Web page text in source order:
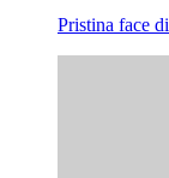
Pristina face